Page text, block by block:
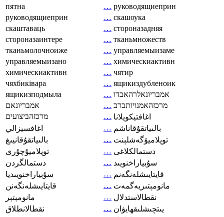
пятна
… руководящиеприн
руководящиеприн
… скашоука
скаштаваць
… стороназадняя
стороназаинтере
… тканьмножеств
тканьмолочноиже
… управляемыизаме
управляемыизано
… химическиактивн
химическиактивн
… чятир
чяхбиківара
… ящикиздубленоик
ящикизподмыла
… אמבריונאלרהאבדו
אמבריונאם
… מרכזהאמנויותברב
מרכזהביצועים
… اغافتيكويلانا
اغافسيزالي
… بالىياتقۇقاناشم
بالىياتقۇقانيىغ
… توپلاميۆگەشلېنت
توپلاميۇچۇرى
… دستمالکلاغی
دستمالگردن
… سۇبياراخنويىد
سۇبياراخنويىديا
… قايتايىشلەنگەنم
قايتايىشلەنگەنن
… مانومېتىريەگمەت
مانومېتېر
… نقطالاستدلال
نقطالانطلاق
… يىتچىشلىقھايۋان